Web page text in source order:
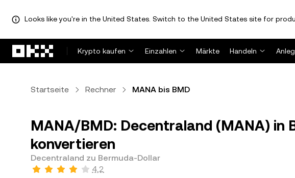
Looks like you're in the United States. Switch to the United States site for
Krypto kaufen
Einzahlen Märkte Handeln
Startseite Rechner MANA bis BMD
MANA/BMD: Decentraland (MANA) in
konvertieren
Decentraland zu Bermuda-Dollar
4,2